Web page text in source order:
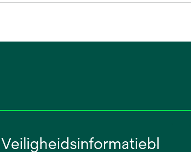
Veiligheidsinformatiebl